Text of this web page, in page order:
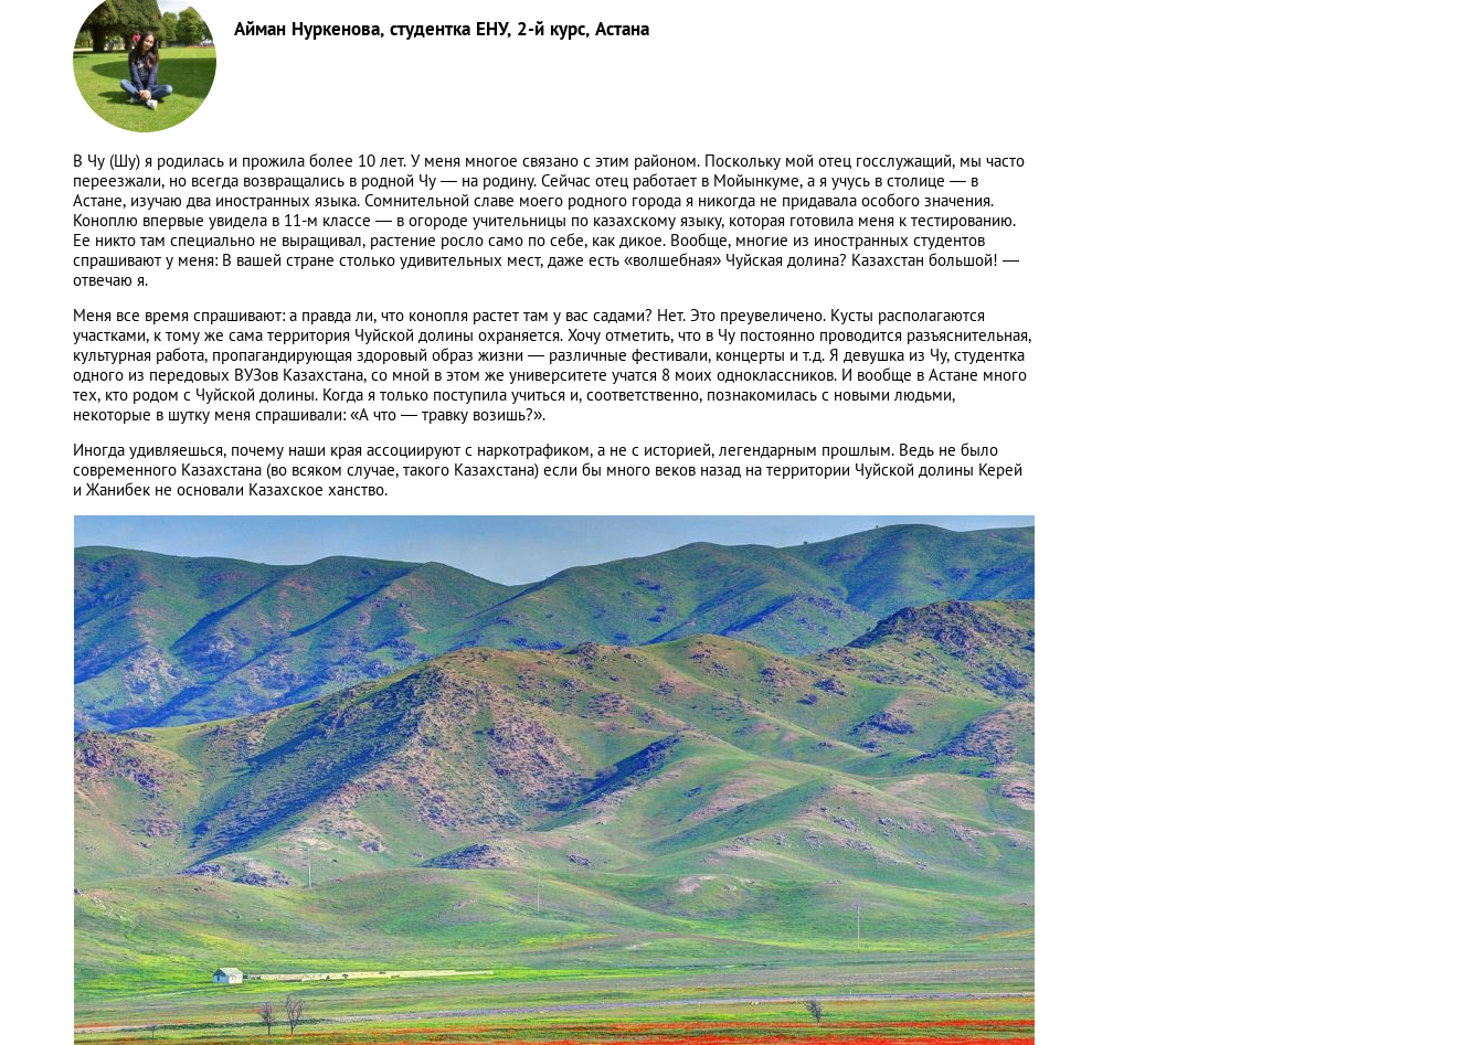
Айман Нуркенова, студентка ЕНУ, 2-й курс, Астана
В Чу (Шу) я родилась и прожила более 10 лет. У меня многое связано с этим районом. Поскольку мой отец госслужащий, мы часто
переезжали, но всегда возвращались в родной Чу — на родину. Сейчас отец работает в Мойынкуме, а я учусь в столице — в
Астане, изучаю два иностранных языка. Сомнительной славе моего родного города я никогда не придавала особого значения.
Коноплю впервые увидела в 11-м классе — в огороде учительницы по казахскому языку, которая готовила меня к тестированию.
Ее никто там специально не выращивал, растение росло само по себе, как дикое. Вообще, многие из иностранных студентов
спрашивают у меня: В вашей стране столько удивительных мест, даже есть «волшебная» Чуйская долина? Казахстан большой! —
отвечаю я.
Меня все время спрашивают: а правда ли, что конопля растет там у вас садами? Нет. Это преувеличено. Кусты располагаются
участками, к тому же сама территория Чуйской долины охраняется. Хочу отметить, что в Чу постоянно проводится разъяснительная,
культурная работа, пропагандирующая здоровый образ жизни — различные фестивали, концерты и т.д. Я девушка из Чу, студентка
одного из передовых ВУЗов Казахстана, со мной в этом же университете учатся 8 моих одноклассников. И вообще в Астане много
тех, кто родом с Чуйской долины. Когда я только поступила учиться и, соответственно, познакомилась с новыми людьми,
некоторые в шутку меня спрашивали: «А что — травку возишь?».
Иногда удивляешься, почему наши края ассоциируют с наркотрафиком, а не с историей, легендарным прошлым. Ведь не было
современного Казахстана (во всяком случае, такого Казахстана) если бы много веков назад на территории Чуйской долины Керей
и Жанибек не основали Казахское ханство.